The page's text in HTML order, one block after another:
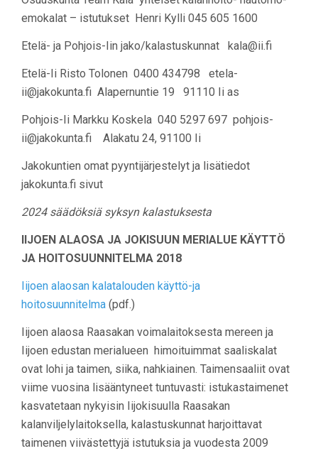
emokalat – istutukset Henri Kylli 045 605 1600
Etelä- ja Pohjois-Iin jako/kalastuskunnat kala@ii.fi
Etelä-Ii Risto Tolonen 0400 434798 etela-
ii@jakokunta.fi Alapernuntie 19 91110 Ii as
Pohjois-Ii Markku Koskela 040 5297 697 pohjois-
ii@jakokunta.fi Alakatu 24, 91100 Ii
Jakokuntien omat pyyntijärjestelyt ja lisätiedot
jakokunta.fi sivut
2024 säädöksiä syksyn kalastuksesta
IIJOEN ALAOSA JA JOKISUUN MERIALUE KÄYTTÖ
JA HOITOSUUNNITELMA 2018
Iijoen alaosan kalatalouden käyttö-ja
hoitosuunnitelma (pdf.)
Iijoen alaosa Raasakan voimalaitoksesta mereen ja
Iijoen edustan merialueen himoituimmat saaliskalat
ovat lohi ja taimen, siika, nahkiainen. Taimensaaliit ovat
viime vuosina lisääntyneet tuntuvasti: istukastaimenet
kasvatetaan nykyisin Iijokisuulla Raasakan
kalanviljelylaitoksella, kalastuskunnat harjoittavat
taimenen viivästettyjä istutuksia ja vuodesta 2009